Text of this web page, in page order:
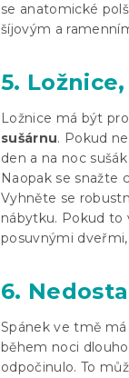
se anatomické
šíjovým a
5.
Ložnice má být
sušárnu. Pokud
den a na noc
Naopak se snažte
Vyhněte se
nábytku. Pokud to
posuvnými
6.
Spánek ve tmě má
během noci
odpočinulo. To